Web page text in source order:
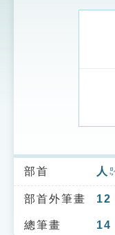
索引選單
知識索引
單字索引
部首 人 ㄖㄣˊ
部首外筆畫 12
總筆畫 14